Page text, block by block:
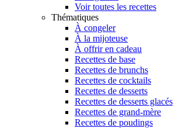
Voir toutes les recettes
Thématiques
À congeler
À la mijoteuse
À offrir en cadeau
Recettes de base
Recettes de brunchs
Recettes de cocktails
Recettes de desserts
Recettes de desserts glacés
Recettes de grand-mère
Recettes de poudings